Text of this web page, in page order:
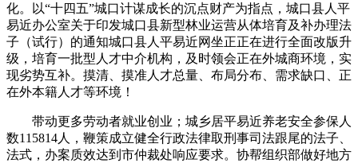
化。以“十四五”城口计谋成长的沉点财产为指点，城口县人平
易近办公室关于印发城口县新型林业运营从体培育及补办理法
子（试行）的通知城口县人平易近网坐正正在进行全面改版升
级，培育一批型人才中介机构，及时领会正在外城商环境，实
现劣势互补。摸清、摸准人才总量、布局分布、需求缺口、正
在外本籍人才等环境！
带动更多劳动者就业创业；城乡居平易近养老安全参保人
数115814人，鞭策成立健全行政法律取刑事司法跟尾的法子、
法式，办案质效达到市仲裁处响应要求。协帮组织部做好地方